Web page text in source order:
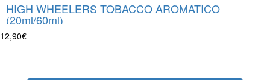
HIGH WHEELERS TOBACCO AROMATICO
(20ml/60ml)
12,90€